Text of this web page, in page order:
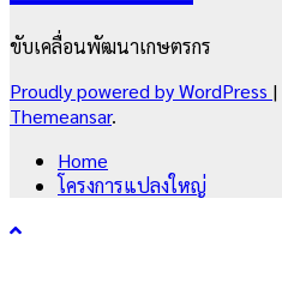
ขับเคลื่อนพัฒนาเกษตรกร
Proudly powered by WordPress |
Themeansar.
Home
โครงการแปลงใหญ่